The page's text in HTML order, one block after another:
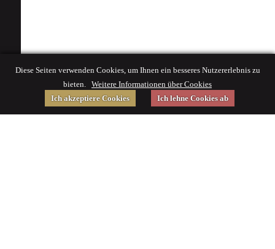
Diese Seiten verwenden Cookies, um Ihnen ein besseres Nutzererlebnis zu
bieten. Weitere Informationen über Cookies
Ich akzeptiere Cookies
Ich lehne Cookies ab